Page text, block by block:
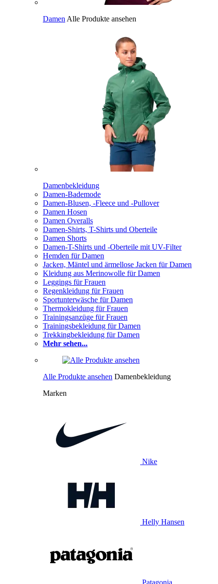
Damen Alle Produkte ansehen
Damenbekleidung
Damen-Bademode
Damen-Blusen, -Fleece und -Pullover
Damen Hosen
Damen Overalls
Damen-Shirts, T-Shirts und Oberteile
Damen Shorts
Damen-T-Shirts und -Oberteile mit UV-Filter
Hemden für Damen
Jacken, Mäntel und ärmellose Jacken für Damen
Kleidung aus Merinowolle für Damen
Leggings für Frauen
Regenkleidung für Frauen
Sportunterwäsche für Damen
Thermokleidung für Frauen
Trainingsanzüge für Frauen
Trainingsbekleidung für Damen
Trekkingbekleidung für Damen
Mehr sehen...
Alle Produkte ansehen Damenbekleidung
Marken
Nike
Helly Hansen
Patagonia